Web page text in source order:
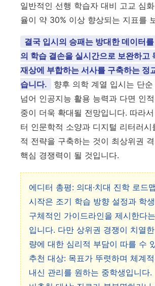
일반적인 선행 학습자 대비 고교 심
율이 약 30% 이상 향상되는 지표를
결국 입시의 승패는 방대한 데이터
의 학습 결손을 실시간으로 보완하고
재상에 부합하는 서사를 구축하는 정
습니다.
향후 의학 계열 입시는 단
넘어 인공지능 활용 능력과 다면 인
중이 더욱 확대될 전망입니다. 따라
터 인문학적 소양과 디지털 리터러
적 전략을 구축하는 것이 최상위권
핵심 경쟁력이 될 것입니다.
에디터 총평: 의대·치대 진학 로드
시작은 조기 학습 방향 설정과 학
구체적인 가이드라인을 제시한다
입니다. 다만 상위권 경쟁이 치열
량에 대한 심리적 부담이 따를 수
추천 대상: 목표가 뚜렷하며 체계
내신 관리를 원하는 중학생입니다.